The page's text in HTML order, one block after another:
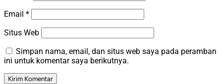
Email *
Situs Web
Simpan nama, email, dan situs web saya pada peramban
ini untuk komentar saya berikutnya.